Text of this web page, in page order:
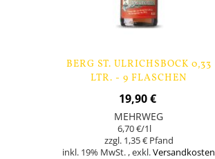
BERG ST. ULRICHSBOCK 0,33
LTR. - 9 FLASCHEN
19,90 €
MEHRWEG
6,70 €/1l
1,35 €
inkl. 19% MwSt. ,exkl.Versandkosten